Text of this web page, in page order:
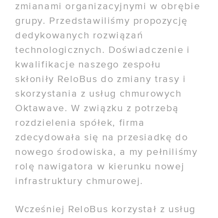
zmianami organizacyjnymi w obrębie
grupy. Przedstawiliśmy propozycję
dedykowanych rozwiązań
technologicznych. Doświadczenie i
kwalifikacje naszego zespołu
skłoniły ReloBus do zmiany trasy i
skorzystania z usług chmurowych
Oktawave. W związku z potrzebą
rozdzielenia spółek, firma
zdecydowała się na przesiadkę do
nowego środowiska, a my pełniliśmy
rolę nawigatora w kierunku nowej
infrastruktury chmurowej.
Wcześniej ReloBus korzystał z usług